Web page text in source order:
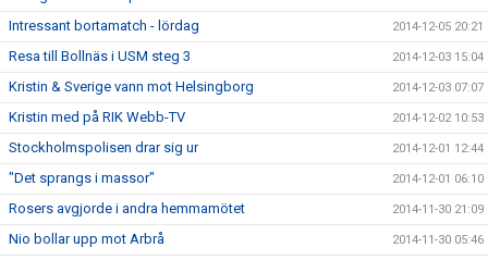
Intressant bortamatch - lördag 2014-12-05 20:21
Resa till Bollnäs i USM steg 3 2014-12-03 15:04
Kristin & Sverige vann mot Helsingborg 2014-12-03 07:07
Kristin med på RIK Webb-TV 2014-12-02 10:53
Stockholmspolisen drar sig ur 2014-12-01 12:44
"Det sprangs i massor" 2014-12-01 06:10
Rosers avgjorde i andra hemmamötet 2014-11-30 21:09
Nio bollar upp mot Arbrå 2014-11-30 05:46